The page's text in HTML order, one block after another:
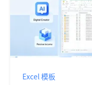
Excel 模板